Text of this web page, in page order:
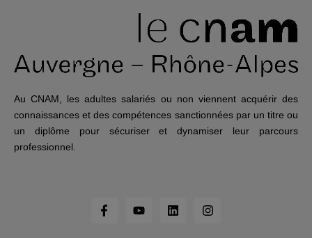
Au CNAM, les adultes salariés ou non viennent acquérir des
connaissances et des compétences sanctionnées par un titre ou
un diplôme pour sécuriser et dynamiser leur parcours
professionnel.